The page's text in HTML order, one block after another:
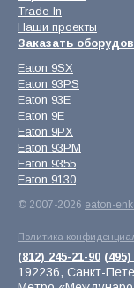
Trade-In
Наши проекты
Заказать
Eaton 9SX
Eaton 93PS
Eaton 93E
Eaton 9E
Eaton 9PX
Eaton 93PM
Eaton 9355
Eaton 9130
© 2007-2026 eaton-
Политика
(812) 245-21-90
192236, Санкт-